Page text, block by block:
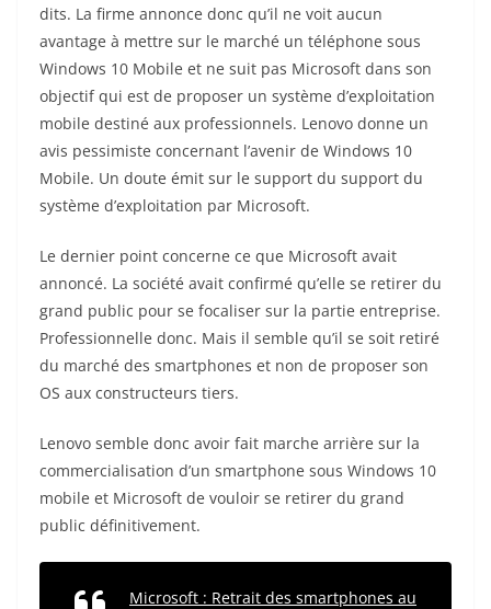
dits. La firme annonce donc qu’il ne voit aucun
avantage à mettre sur le marché un téléphone sous
Windows 10 Mobile et ne suit pas Microsoft dans son
objectif qui est de proposer un système d’exploitation
mobile destiné aux professionnels. Lenovo donne un
avis pessimiste concernant l’avenir de Windows 10
Mobile. Un doute émit sur le support du support du
système d’exploitation par Microsoft.
Le dernier point concerne ce que Microsoft avait
annoncé. La société avait confirmé qu’elle se retirer du
grand public pour se focaliser sur la partie entreprise.
Professionnelle donc. Mais il semble qu’il se soit retiré
du marché des smartphones et non de proposer son
OS aux constructeurs tiers.
Lenovo semble donc avoir fait marche arrière sur la
commercialisation d’un smartphone sous Windows 10
mobile et Microsoft de vouloir se retirer du grand
public définitivement.
Microsoft : Retrait des smartphones au